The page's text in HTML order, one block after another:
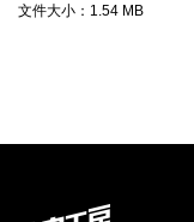
文件大小： 1.54 MB